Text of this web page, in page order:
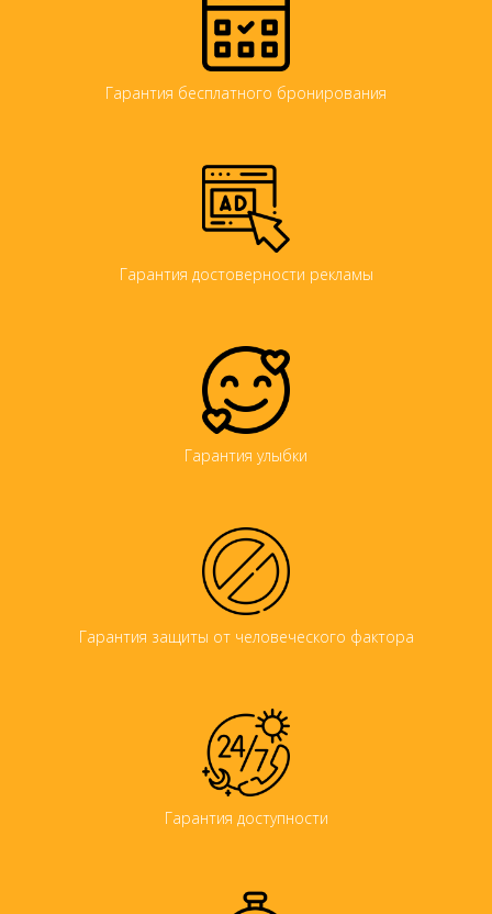
Гарантия бесплатного бронирования
Гарантия достоверности рекламы
Гарантия улыбки
Гарантия защиты от человеческого фактора
Гарантия доступности